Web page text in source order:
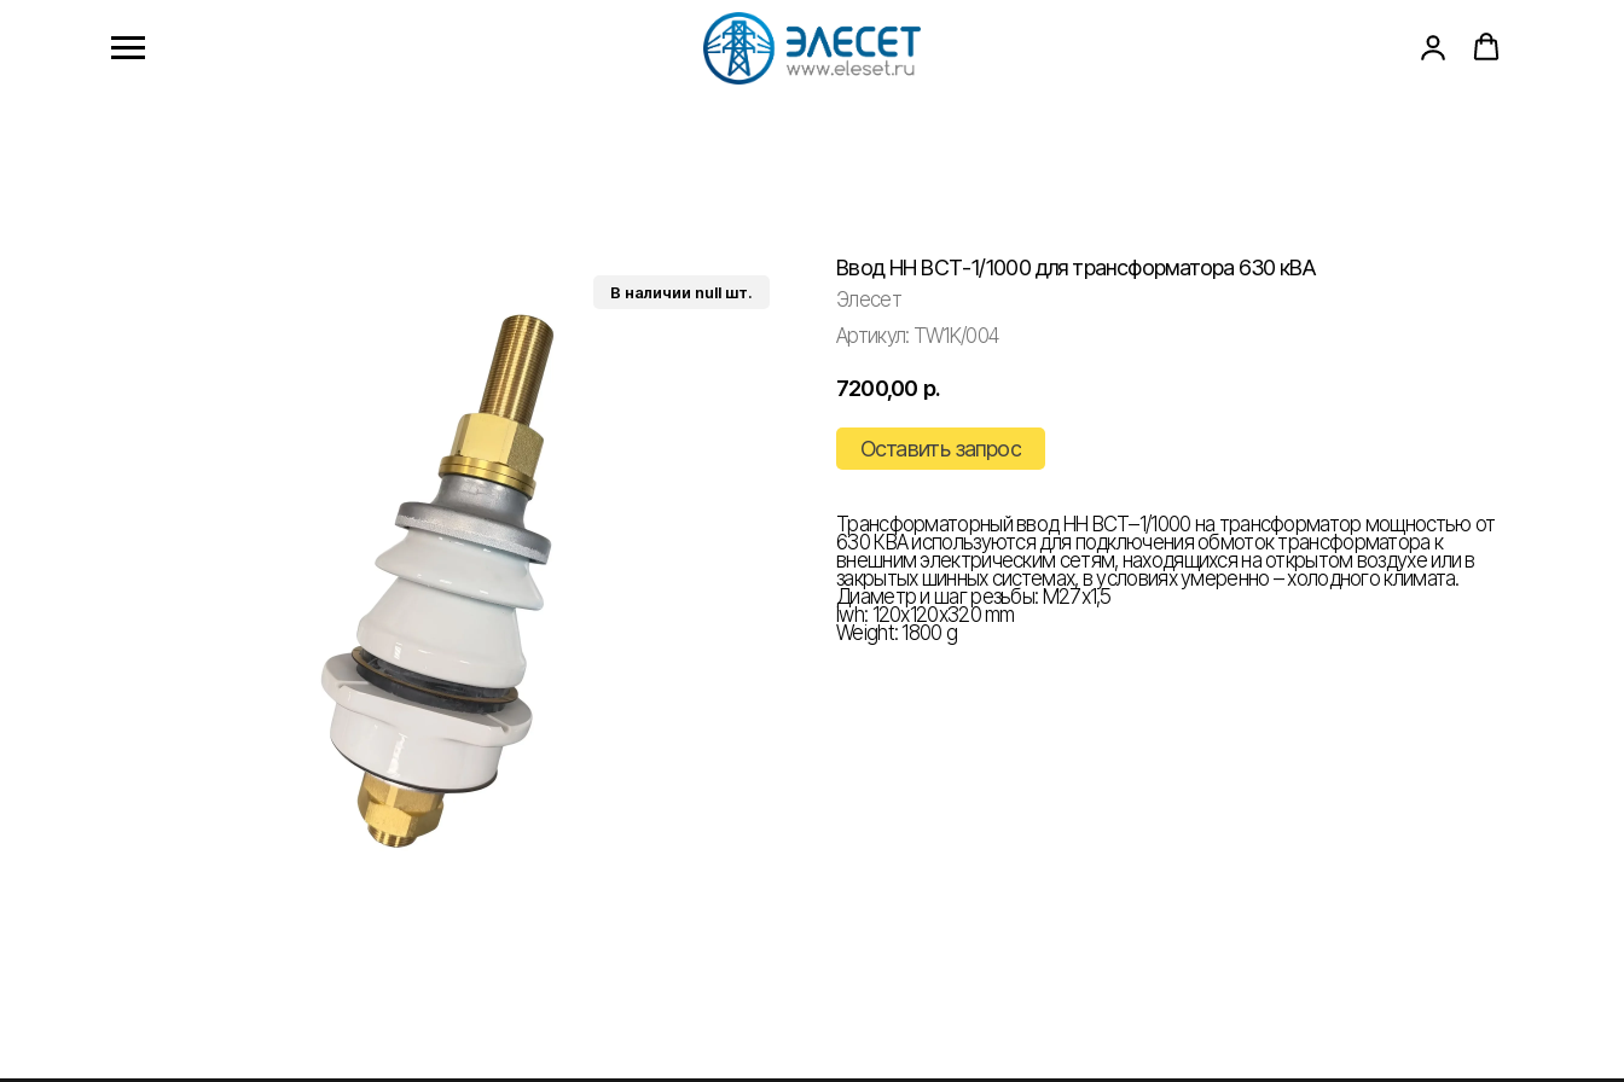
Ввод НН ВСТ-1/1000 для трансформатора 630 кВА
Элесет
Артикул: TW1K/004
7200,00 р.
Оставить запрос
Трансформаторный ввод НН ВСТ–1/1000 на трансформатор мощностью от
630 КВА используются для подключения обмоток трансформатора к
внешним электрическим сетям, находящихся на открытом воздухе или в
закрытых шинных системах, в условиях умеренно – холодного климата.
Диаметр и шаг резьбы: М27х1,5
lwh: 120x120x320 mm
Weight: 1800 g